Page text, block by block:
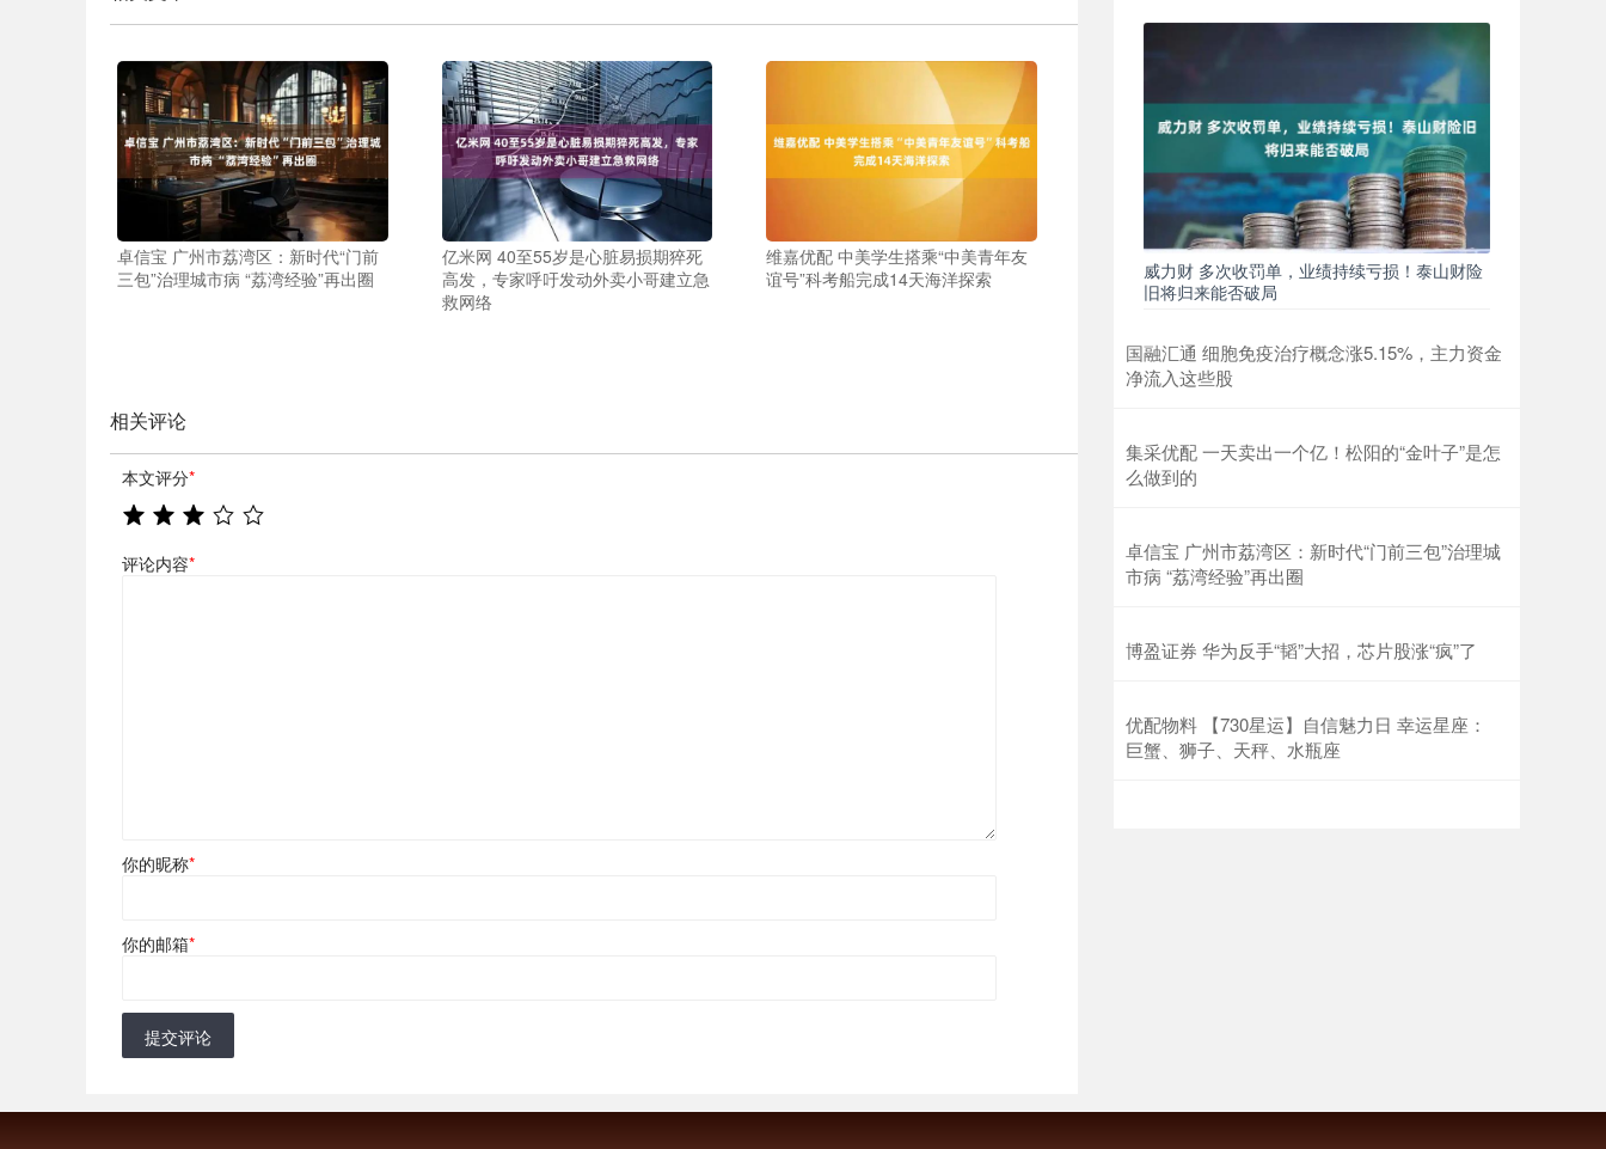
卓信宝 广州市荔湾区：新时代“门前
三包”治理城市病 “荔湾经验”再出圈
亿米网 40至55岁是心脏易损期猝死
高发，专家呼吁发动外卖小哥建立急
救网络
维嘉优配 中美学生搭乘“中美青年友
谊号”科考船完成14天海洋探索
相关评论
本文评分*
评论内容*
你的昵称*
你的邮箱*
提交评论
威力财 多次收罚单，业绩持续亏损！泰山财险
旧将归来能否破局
国融汇通 细胞免疫治疗概念涨5.15%，主力资金
净流入这些股
集采优配 一天卖出一个亿！松阳的“金叶子”是怎
么做到的
卓信宝 广州市荔湾区：新时代“门前三包”治理城
市病 “荔湾经验”再出圈
博盈证券 华为反手“韬”大招，芯片股涨“疯”了
优配物料 【730星运】自信魅力日 幸运星座：
巨蟹、狮子、天秤、水瓶座